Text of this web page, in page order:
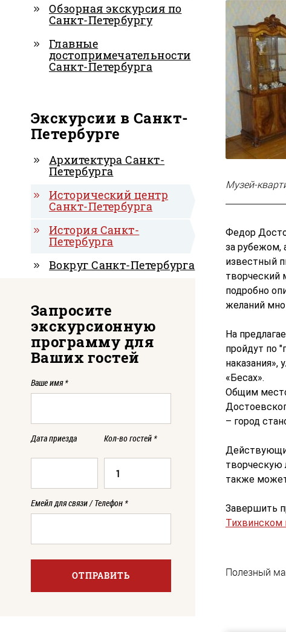
Музей-
Федор
за рубежом,
известный
творческий
подробно
желаний
На
пройдут по
«Бесах».
Общим
– город
творческую
также
Завершить
Тихвинском
Полезный
Обзорная экскурсия по
Санкт-Петербургу
Главные
достопримечательности
Санкт-Петербурга
Экскурсии в Санкт-
Петербурге
Архитектура Санкт-
Петербурга
Исторический центр
Санкт-Петербурга
История Санкт-
Петербурга
Вокруг Санкт-Петербурга
Запросите
экскурсионную
программу для
Ваших гостей
Ваше имя*
Дата приезда Кол-во гостей *
Емейл для связи / Телефон *
ОТПРАВИТЬ